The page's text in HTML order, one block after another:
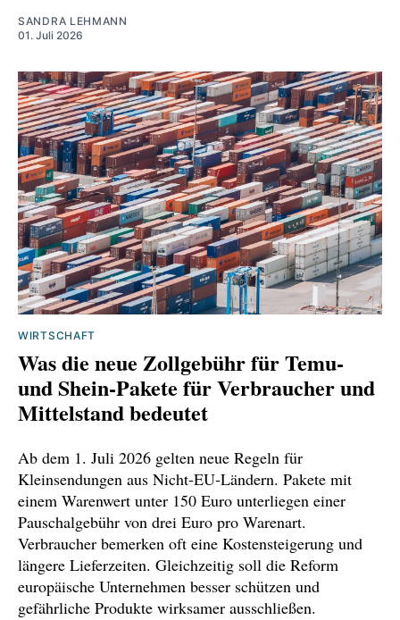
SANDRA LEHMANN
01. Juli 2026
WIRTSCHAFT
Was die neue Zollgebühr für Temu‑
und Shein‑Pakete für Verbraucher und
Mittelstand bedeutet
Ab dem 1. Juli 2026 gelten neue Regeln für
Kleinsendungen aus Nicht‑EU‑Ländern. Pakete mit
einem Warenwert unter 150 Euro unterliegen einer
Pauschalgebühr von drei Euro pro Warenart.
Verbraucher bemerken oft eine Kostensteigerung und
längere Lieferzeiten. Gleichzeitig soll die Reform
europäische Unternehmen besser schützen und
gefährliche Produkte wirksamer ausschließen.